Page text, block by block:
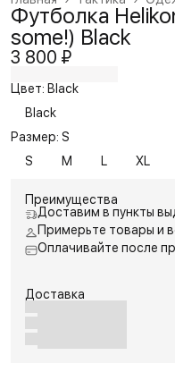
Футболка
some!) Black
3 800 ₽
Цвет: Black
Black
Размер: S
S
M L XL
Преимущества
Доставим в пункты
Примерьте товары и
Оплачивайте после
Доставка